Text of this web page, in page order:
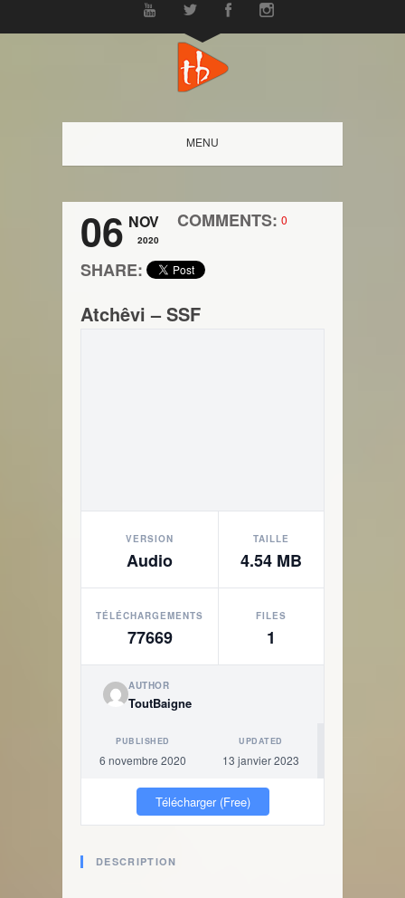
MENU
06 NOV
2020
COMMENTS: 0
SHARE:
Atchêvi – SSF
VERSION
Audio
TAILLE
4.54 MB
TÉLÉCHARGEMENTS
77669
FILES
1
AUTHOR
ToutBaigne
PUBLISHED
6 novembre 2020
UPDATED
13 janvier 2023
Télécharger (Free)
DESCRIPTION